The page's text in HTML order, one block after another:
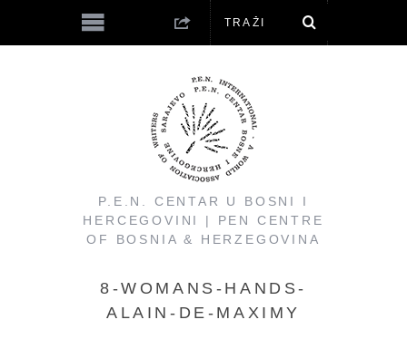
P.E.N. CENTAR U BOSNI I
HERCEGOVINI | PEN CENTRE
OF BOSNIA & HERZEGOVINA
8-WOMANS-HANDS-
ALAIN-DE-MAXIMY